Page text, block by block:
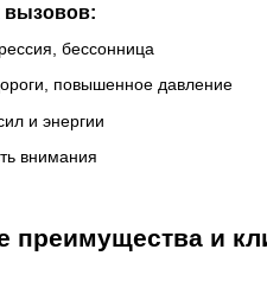
вызовов:
бессонница
повышенное давление
и энергии
внимания
преимущества и